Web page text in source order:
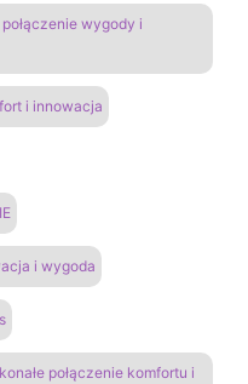
wygody i
i innowacja
i wygoda
połączenie komfortu i